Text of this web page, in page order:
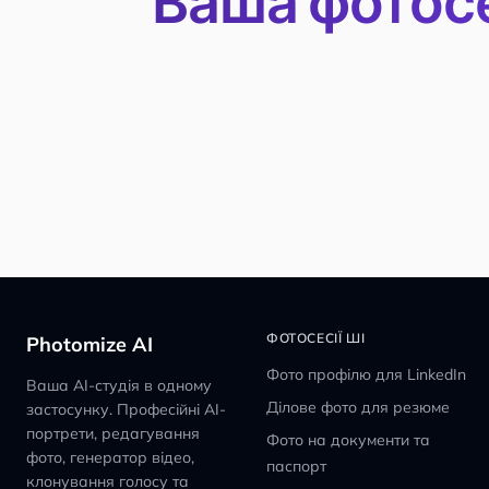
Photomize AI
Ваша AI-студія в одному
застосунку. Професійні AI-
портрети, редагування
фото, генератор відео,
клонування голосу та
ФОТОСЕСІЇ ШІ
Фото профілю для LinkedIn
Ділове фото для резюме
Фото на документи та
паспорт